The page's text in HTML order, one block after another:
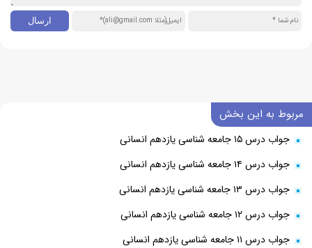
مربوط به این بخش
جواب درس ۱۵ جامعه شناسی یازدهم انسانی
جواب درس ۱۴ جامعه شناسی یازدهم انسانی
جواب درس ۱۳ جامعه شناسی یازدهم انسانی
جواب درس ۱۲ جامعه شناسی یازدهم انسانی
جواب درس ۱۱ جامعه شناسی یازدهم انسانی